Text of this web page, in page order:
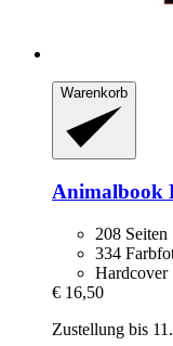
Warenkorb
Animalbook
208 Seiten
334
Hardcover
€ 16,50
Zustellung bis